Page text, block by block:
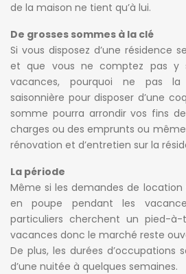
de la maison ne tient qu’à lui.
De grosses sommes à la clé
Si vous disposez d’une résidence
et que vous ne comptez pas y
vacances, pourquoi ne pas
saisonnière pour disposer d’une
somme pourra arrondir vos fins
charges ou des emprunts ou
rénovation et d’entretien sur la
La période
Même si les demandes de
en poupe pendant les
particuliers cherchent un pied-à-
vacances donc le marché reste
De plus, les durées d’occupations
d’une nuitée à quelques semaines.